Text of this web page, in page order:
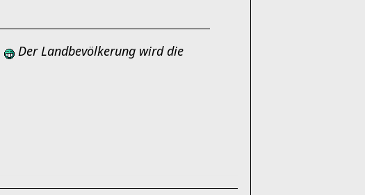
Der Landbevölkerung wird die